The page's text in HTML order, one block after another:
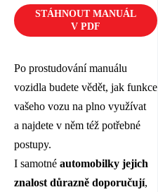
STÁHNOUT MANUÁL
V PDF
Po prostudování manuálu
vozidla budete vědět, jak funkce
vašeho vozu na plno využívat
a najdete v něm též potřebné
postupy.
I samotné automobilky jejich
znalost důrazně doporučují,